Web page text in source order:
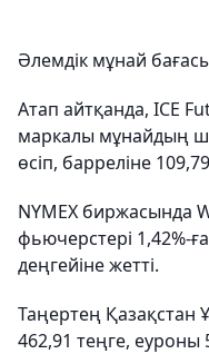
Әлемдік мұнай
Атап айтқанда, ICE
маркалы мұнайдың
өсіп, барреліне
NYMEX биржасында
фьючерстері 1,42%-
деңгейіне жетті.
Таңертең Қазақстан
462,91 теңге, еуроны